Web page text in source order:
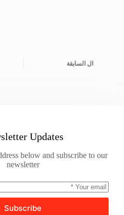
ال السابقة
Updates
below and subscribe to our
newsletter
Subscribe